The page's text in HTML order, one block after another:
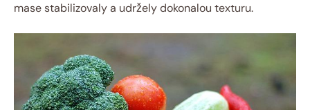
mase stabilizovaly a udržely dokonalou texturu.